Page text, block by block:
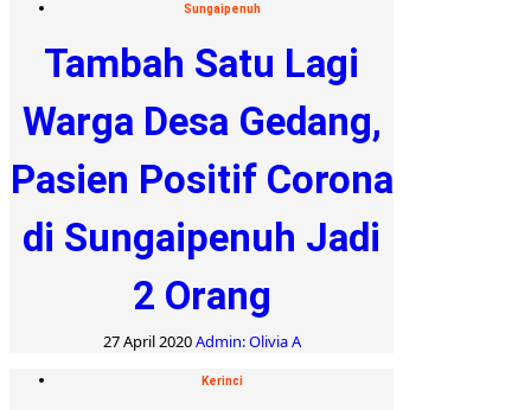
Sungaipenuh
Tambah Satu Lagi
Warga Desa Gedang,
Pasien Positif Corona
di Sungaipenuh Jadi
2 Orang
27 April 2020Admin: Olivia A
Kerinci